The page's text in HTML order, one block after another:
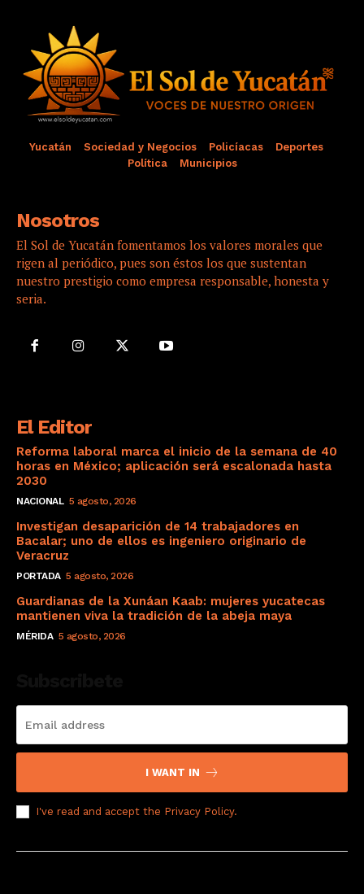
Yucatán Sociedad y Negocios Policíacas
Deportes
Política
Municipios
Nosotros
El Sol de Yucatán fomentamos los valores morales que
rigen al periódico, pues son éstos los que sustentan
nuestro prestigio como empresa responsable, honesta y
seria.
El Editor
Reforma laboral marca el inicio de la semana de 40
horas en México; aplicación será escalonada hasta
2030
NACIONAL 5 agosto, 2026
Investigan desaparición de 14 trabajadores en
Bacalar; uno de ellos es ingeniero originario de
Veracruz
PORTADA 5 agosto, 2026
Guardianas de la Xunáan Kaab: mujeres yucatecas
mantienen viva la tradición de la abeja maya
MÉRIDA 5 agosto, 2026
I WANT IN
I've read and accept the Privacy Policy.